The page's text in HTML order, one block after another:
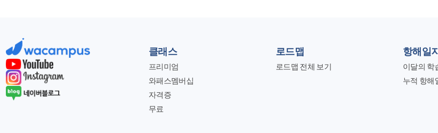
클래스
프리미엄
와패스멤버십
자격증
무료
로드맵
로드맵 전체 보기
항해일
이달의 학
누적 항해